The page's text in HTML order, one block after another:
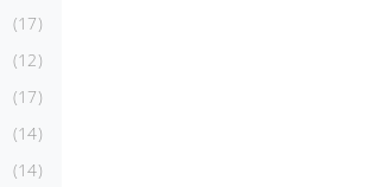
17
12
17
14
14